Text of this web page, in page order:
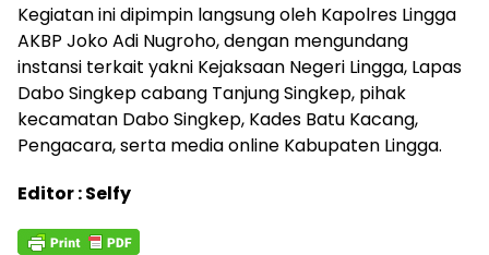
Kegiatan ini dipimpin langsung oleh Kapolres Lingga
AKBP Joko Adi Nugroho, dengan mengundang
instansi terkait yakni Kejaksaan Negeri Lingga, Lapas
Dabo Singkep cabang Tanjung Singkep, pihak
kecamatan Dabo Singkep, Kades Batu Kacang,
Pengacara, serta media online Kabupaten Lingga.
Editor : Selfy